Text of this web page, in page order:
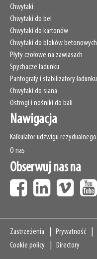
Chwytaki
Chwytaki do bel
Chwytaki do kartonów
Chwytaki do bloków betonowych
Płyty czołowe na zawiasach
Spychacze ładunku
Pantografy i stabilizatory ładunku
Chwytaki do siana
Ostrogi i nośniki do bali
Nawigacja
Kalkulator udźwigu rezydualnego
O nas
Obserwuj nas na
Navigation
Zastrzeżenia Prywatność
Cookie policy
Directory